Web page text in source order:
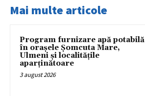
Mai multe articole
Program furnizare apă potabilă
în orașele Șomcuta Mare,
Ulmeni și localitățile
aparținătoare
3 august 2026